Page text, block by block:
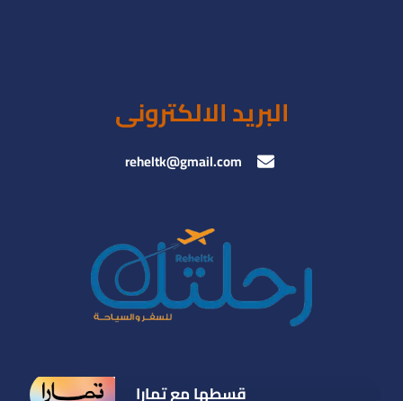
البريد الالكترونى
reheltk@gmail.com
قسطها مع تمارا